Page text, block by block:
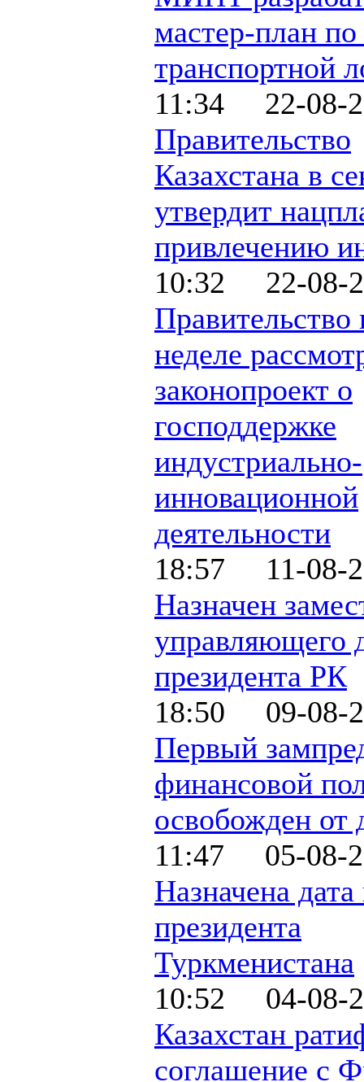
мастер-план
транспортной
11:34 22-08-
Правительство
Казахстана в
утвердит
привлечению
10:32 22-08-
Правительство
неделе
законопроект о
господдержке
индустриально-
инновационной
деятельности
18:57 11-08-
Назначен
управляющего
президента РК
18:50 09-08-
Первый
финансовой
освобожден от
11:47 05-08-
Назначена
президента
Туркменистана
10:52 04-08-
Казахстан
соглашение с